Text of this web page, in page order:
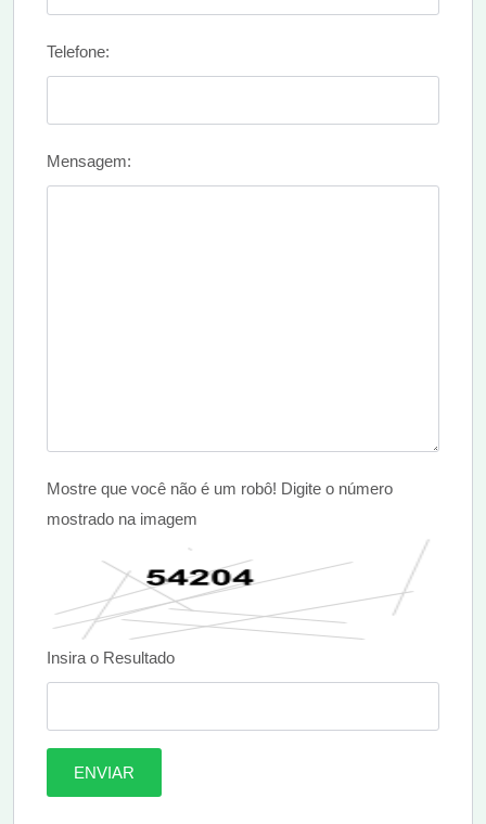
Telefone:
Mensagem:
Mostre que você não é um robô! Digite o número
mostrado na imagem
Insira o Resultado
ENVIAR